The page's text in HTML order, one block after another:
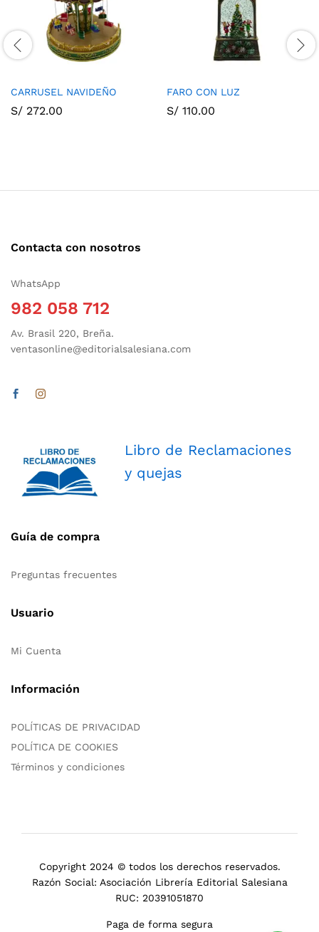
CARRUSEL NAVIDEÑO
S/ 272.00
FARO CON LUZ
S/ 110.00
Contacta con nosotros
WhatsApp
982 058 712
Av. Brasil 220, Breña.
ventasonline@editorialsalesiana.com
Libro de Reclamaciones
y quejas
Guía de compra
Preguntas frecuentes
Usuario
Mi Cuenta
Información
POLÍTICAS DE PRIVACIDAD
POLÍTICA DE COOKIES
Términos y condiciones
Copyright 2024 © todos los derechos reservados.
Razón Social: Asociación Librería Editorial Salesiana
RUC: 20391051870
Paga de forma segura